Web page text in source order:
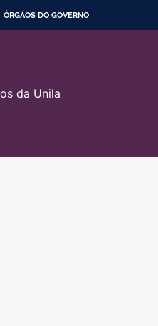
ÓRGÃOS DO GOVERNO
da Unila